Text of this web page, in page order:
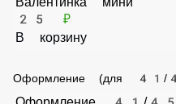
Валентинка мини
25 ₽